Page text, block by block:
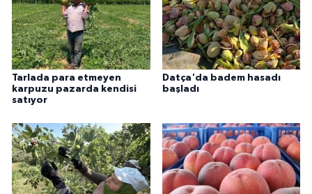
Tarlada para etmeyen
karpuzu pazarda kendisi
satıyor
Datça'da badem hasadı
başladı